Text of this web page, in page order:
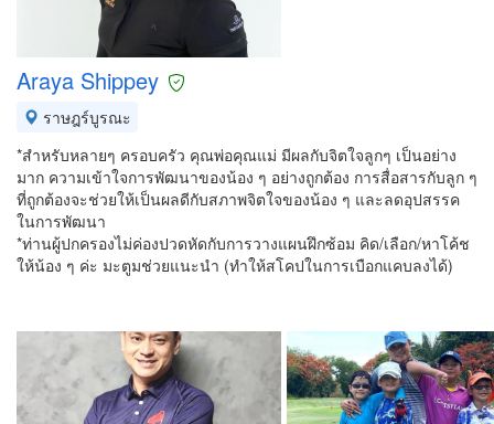
Araya Shippey
ราษฎร์บูรณะ
*สำหรับหลายๆ ครอบครัว คุณพ่อคุณแม่ มีผลกับจิตใจลูกๆ เป็นอย่าง
มาก ความเข้าใจการพัฒนาของน้อง ๆ อย่างถูกต้อง การสื่อสารกับลูก ๆ
ที่ถูกต้องจะช่วยให้เป็นผลดีกับสภาพจิตใจของน้อง ๆ และลดอุปสรรค
ในการพัฒนา
*ท่านผู้ปกครองไม่ค่องปวดหัดกับการวางแผนฝึกซ้อม คิด/เลือก/หาโค้ช
ให้น้อง ๆ ค่ะ มะตูมช่วยแนะนำ (ทำให้สโคปในการเบือกแคบลงได้)